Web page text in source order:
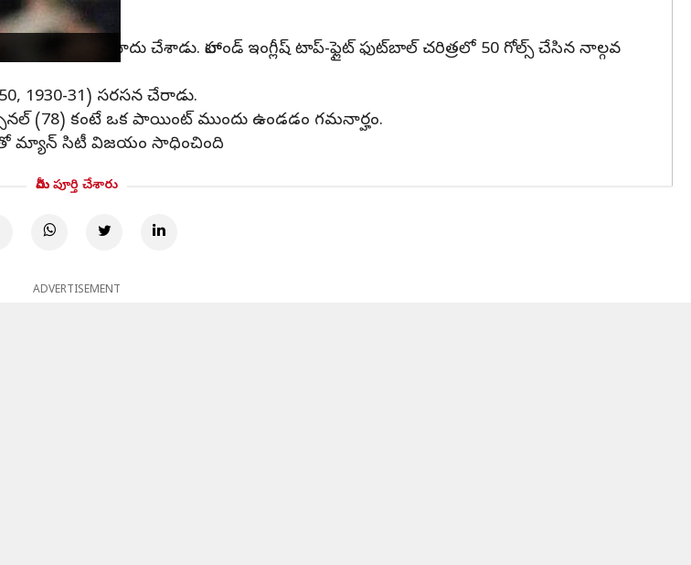
గోల్స్ నమోదు చేశాడు. హాలాండ్ ఇంగ్లీష్ టాప్-ఫ్లైట్ ఫుట్‌బాల్ చరిత్రలో 50 గోల్స్ చేసిన నాల్గవ
1930-31) సరసన చేరాడు.
(78) కంటే ఒక పాయింట్ ముందు ఉండడం గమనార్హం.
మ్యాన్ సిటీ విజయం సాధించింది
మీరు పూర్తి చేశారు
ADVERTISEMENT